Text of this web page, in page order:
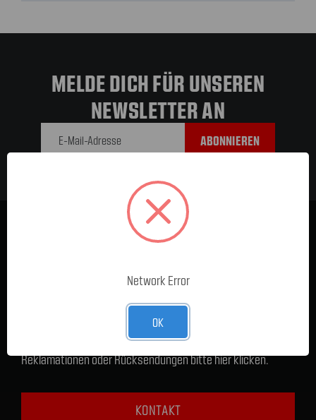
MELDE DICH FÜR UNSEREN
NEWSLETTER AN
Für sämtliche Anliegen zur Lieferzeit, technischen Fragen,
Reklamationen oder Rücksendungen bitte hier klicken.
KONTAKT
Network Error
OK